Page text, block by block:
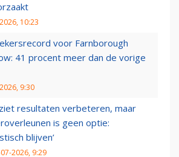
10:23
voor Farnborough
41 procent meer dan de vorige
9:30
resultaten verbeteren, maar
is geen optie:
blijven’
2026, 9:29